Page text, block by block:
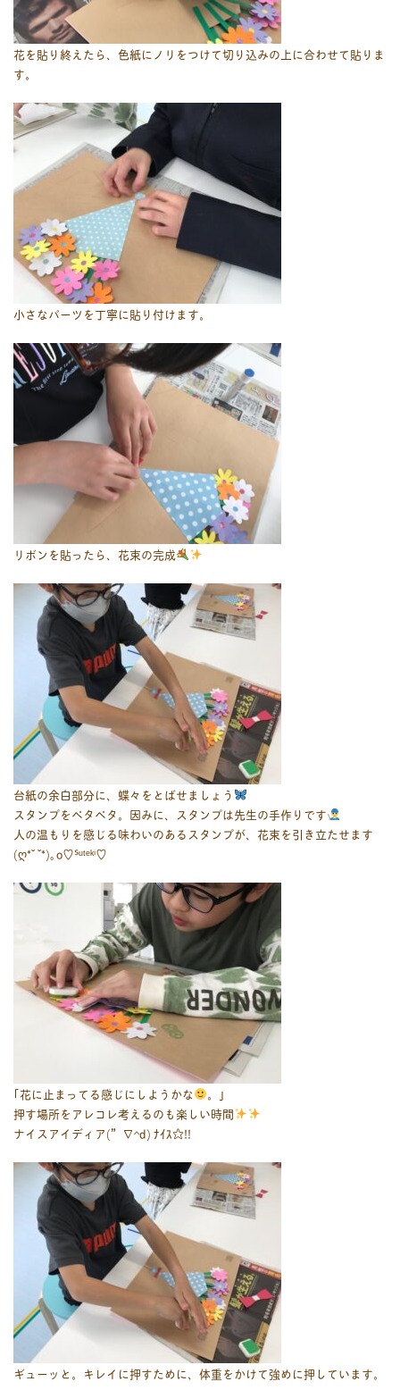
花を貼り終えたら、色紙にノリをつけて切り込みの上に合わせて貼りま
す。
小さなパーツを丁寧に貼り付けます。
リボンを貼ったら、花束の完成
台紙の余白部分に、蝶々をとばせましょう
スタンプをペタペタ。因みに、スタンプは先生の手作りです
人の温もりを感じる味わいのあるスタンプが、花束を引き立たせます
(ღ*ˇ ˇ*)｡o♡ᔆᵘᵗᵉᵏⁱ♡
｢花に止まってる感じにしようかな
。｣
押す場所をアレコレ考えるのも楽しい時間
ナイスアイディア(”∇^d) ﾅｲｽ☆!!
ギューッと。キレイに押すために、体重をかけて強めに押しています。